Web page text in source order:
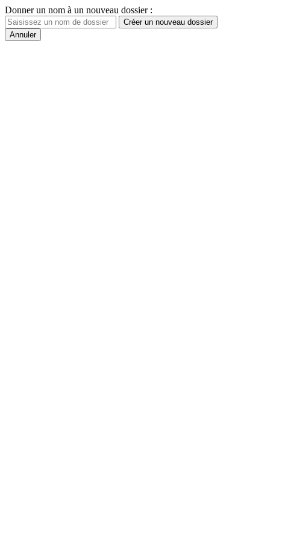
Donner un nom à un nouveau dossier :
Créer un nouveau dossier
Annuler